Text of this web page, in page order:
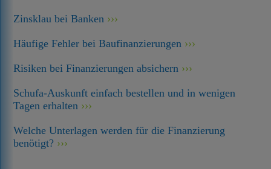
Zinsklau bei Banken
Häufige Fehler bei Baufinanzierungen
Risiken bei Finanzierungen absichern
Schufa-Auskunft einfach bestellen und in wenigen
Tagen erhalten
Welche Unterlagen werden für die Finanzierung
benötigt?